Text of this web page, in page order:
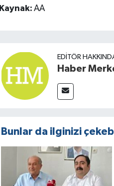
Kaynak: AA
EDITÖR
Haber
Bunlar da ilginizi